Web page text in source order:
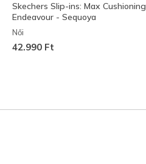
Skechers Slip-ins: Max Cushioning
Endeavour - Sequoya
Női
42.990 Ft